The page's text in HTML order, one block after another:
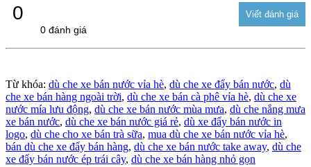
0
0 đánh giá
Từ khóa: dù che xe bán nước vỉa hè, dù che xe đẩy bán nước, dù
che xe bán hàng ngoài trời, dù che xe bán cà phê vỉa hè, dù che xe
nước mía lưu động, dù che xe bán nước mùa mưa, dù che nắng mưa
xe bán nước, dù che xe bán nước giá rẻ, dù xe đẩy bán nước in
logo, dù che cho xe bán trà sữa, mua dù che xe bán nước vỉa hè,
bán dù che xe đẩy bán hàng, dù che xe bán nước take away, dù che
xe đẩy bán nước ép trái cây, dù che xe bán hàng nhỏ gọn